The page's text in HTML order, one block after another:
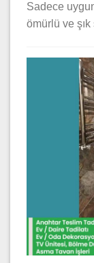
Sadece
ömürlü ve